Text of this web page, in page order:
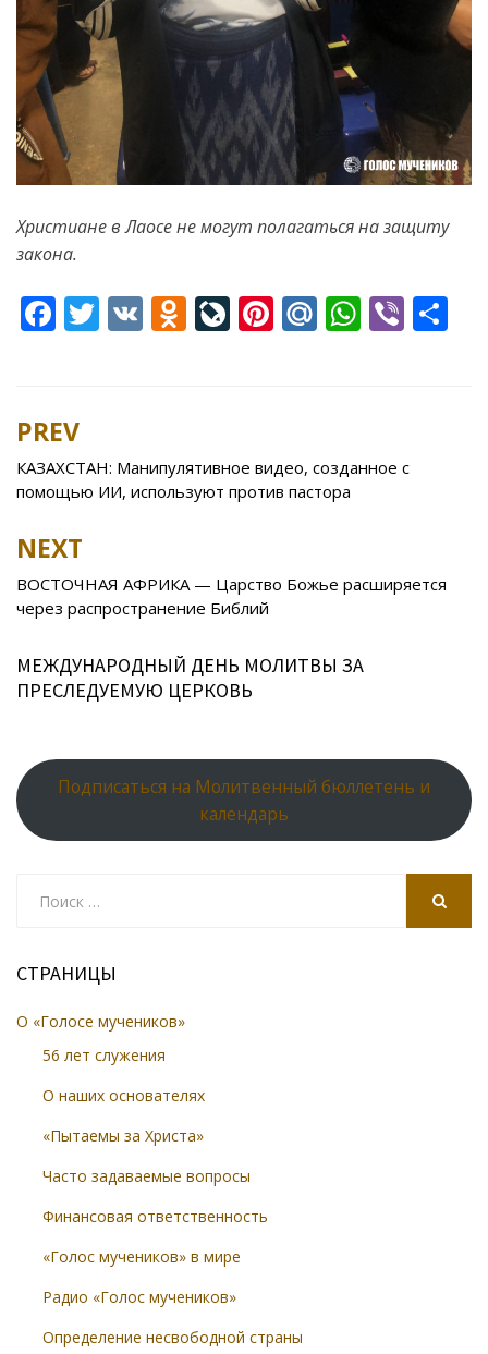
Христиане в Лаосе не могут полагаться на защиту
закона.
F
b
o
o
T V O
kl
as
ki
Li
u
r
Pi
st
M
u
W
A
p
Vi
Post
navigation
PREV
КАЗАХСТАН: Манипулятивное видео, созданное с
помощью ИИ, используют против пастора
NEXT
ВОСТОЧНАЯ АФРИКА — Царство Божье расширяется
через распространение Библий
МЕЖДУНАРОДНЫЙ ДЕНЬ МОЛИТВЫ ЗА
ПРЕСЛЕДУЕМУЮ ЦЕРКОВЬ
Подписаться на Молитвенный бюллетень и
календарь
СТРАНИЦЫ
О «Голосе мучеников»
56 лет служения
О наших основателях
«Пытаемы за Христа»
Часто задаваемые вопросы
Финансовая ответственность
«Голос мучеников» в мире
Радио «Голос мучеников»
Определение несвободной страны